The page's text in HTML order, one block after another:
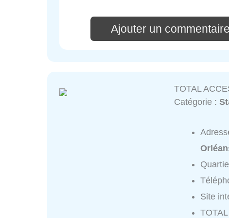
Ajouter un
TOTAL
Catégorie :
Site